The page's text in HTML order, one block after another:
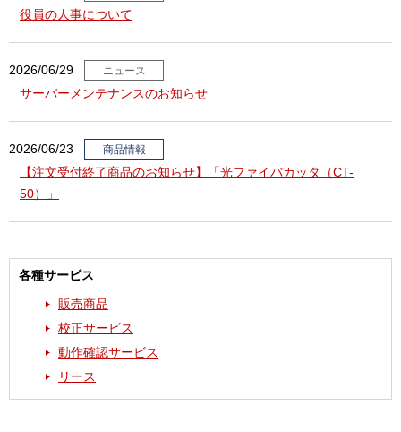
役員の人事について
2026/06/29 ニュース
サーバーメンテナンスのお知らせ
2026/06/23 商品情報
【注文受付終了商品のお知らせ】「光ファイバカッタ（CT-
50）」
各種サービス
販売商品
校正サービス
動作確認サービス
リース